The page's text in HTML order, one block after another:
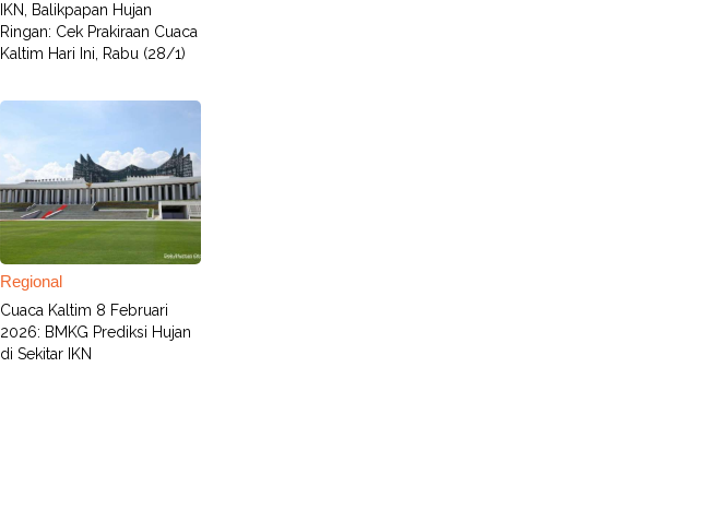
IKN, Balikpapan Hujan
Ringan: Cek Prakiraan Cuaca
Kaltim Hari Ini, Rabu (28/1)
Regional
Cuaca Kaltim 8 Februari
2026: BMKG Prediksi Hujan
di Sekitar IKN